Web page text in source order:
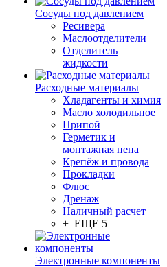
Сосуды под давлением
Ресивера
Маслоотделители
Отделитель
жидкости
Расходные материалы
Хладагенты и химия
Масло холодильное
Припой
Герметик и
монтажная пена
Крепёж и провода
Прокладки
Флюс
Дренаж
Наличный расчет
+ ЕЩЕ 5
Электронные компоненты